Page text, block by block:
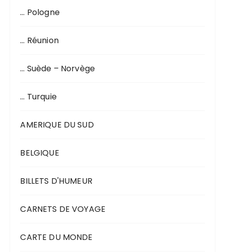
… Pologne
… Réunion
… Suède – Norvège
… Turquie
AMERIQUE DU SUD
BELGIQUE
BILLETS D'HUMEUR
CARNETS DE VOYAGE
CARTE DU MONDE